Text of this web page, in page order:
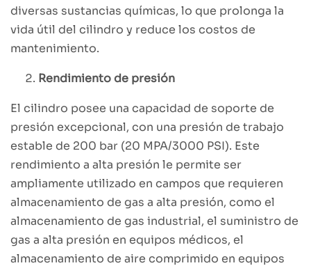
diversas sustancias químicas, lo que prolonga la
vida útil del cilindro y reduce los costos de
mantenimiento.
Rendimiento de presión
El cilindro posee una capacidad de soporte de
presión excepcional, con una presión de trabajo
estable de 200 bar (20 MPA/3000 PSI). Este
rendimiento a alta presión le permite ser
ampliamente utilizado en campos que requieren
almacenamiento de gas a alta presión, como el
almacenamiento de gas industrial, el suministro de
gas a alta presión en equipos médicos, el
almacenamiento de aire comprimido en equipos